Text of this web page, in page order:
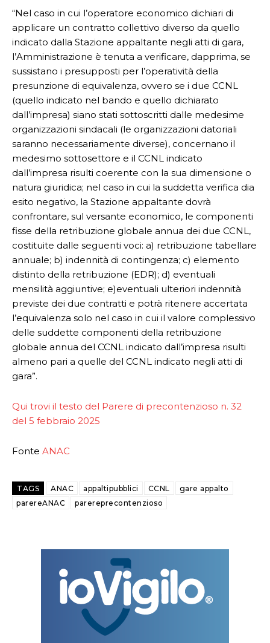
“Nel caso in cui l’operatore economico dichiari di
applicare un contratto collettivo diverso da quello
indicato dalla Stazione appaltante negli atti di gara,
l’Amministrazione è tenuta a verificare, dapprima, se
sussistano i presupposti per l’operatività della
presunzione di equivalenza, ovvero se i due CCNL
(quello indicato nel bando e quello dichiarato
dall’impresa) siano stati sottoscritti dalle medesime
organizzazioni sindacali (le organizzazioni datoriali
saranno necessariamente diverse), concernano il
medesimo sottosettore e il CCNL indicato
dall’impresa risulti coerente con la sua dimensione o
natura giuridica; nel caso in cui la suddetta verifica dia
esito negativo, la Stazione appaltante dovrà
confrontare, sul versante economico, le componenti
fisse della retribuzione globale annua dei due CCNL,
costituite dalle seguenti voci: a) retribuzione tabellare
annuale; b) indennità di contingenza; c) elemento
distinto della retribuzione (EDR); d) eventuali
mensilità aggiuntive; e)eventuali ulteriori indennità
previste dei due contratti e potrà ritenere accertata
l’equivalenza solo nel caso in cui il valore complessivo
delle suddette componenti della retribuzione
globale annua del CCNL indicato dall’impresa risulti
almeno pari a quelle del CCNL indicato negli atti di
gara”.
Qui trovi il testo del Parere di precontenzioso n. 32
del 5 febbraio 2025
Fonte ANAC
TAGS ANAC appaltipubblici CCNL
gare appalto
parereANAC
parereprecontenzioso